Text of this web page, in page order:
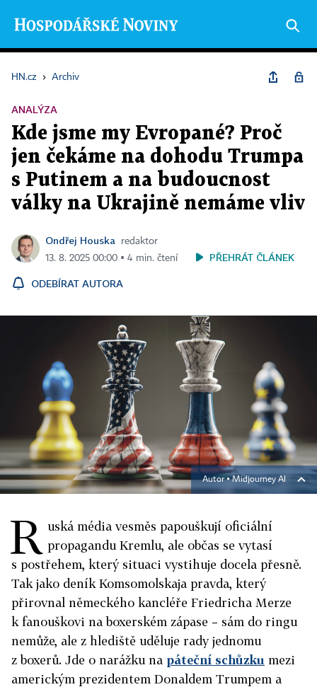
HN.cz › Archiv
ANALÝZA
Kde jsme my Evropané? Proč
jen čekáme na dohodu Trumpa
s Putinem a na budoucnost
války na Ukrajině nemáme vliv
Ondřej Houska
redaktor
13. 8. 2025 00:00 ▪ 4 min. čtení
PŘEHRÁT ČLÁNEK
ODEBÍRAT AUTORA
Autor ▪Midjourney AI
R uská média vesměs papouškují oficiální
propagandu Kremlu, ale občas se vytasí
s postřehem, který situaci vystihuje docela přesně.
Tak jako deník Komsomolskaja pravda, který
přirovnal německého kancléře Friedricha Merze
k fanouškovi na boxerském zápase – sám do ringu
nemůže, ale z hlediště uděluje rady jednomu
z boxerů. Jde o narážku na páteční schůzku mezi
americkým prezidentem Donaldem Trumpem a